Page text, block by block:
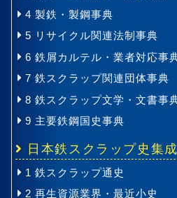
4 製鉄・製鋼事典
5 リサイクル関連法制事典
6 鉄屑カルテル・業者対応事
7 鉄スクラップ関連団体事典
8 鉄スクラップ文学・文書事
9 主要鉄鋼国史事典
日本鉄スクラップ史集成
1 鉄スクラップ通史
2 再生資源業界・最近小史